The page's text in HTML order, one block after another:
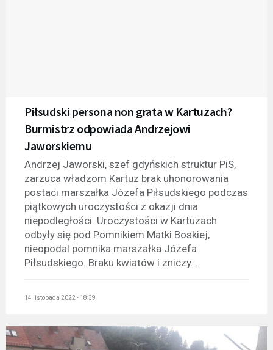
Piłsudski persona non grata w Kartuzach?
Burmistrz odpowiada Andrzejowi
Jaworskiemu
Andrzej Jaworski, szef gdyńskich struktur PiS,
zarzuca władzom Kartuz brak uhonorowania
postaci marszałka Józefa Piłsudskiego podczas
piątkowych uroczystości z okazji dnia
niepodległości. Uroczystości w Kartuzach
odbyły się pod Pomnikiem Matki Boskiej,
nieopodal pomnika marszałka Józefa
Piłsudskiego. Braku kwiatów i zniczy...
14 listopada 2022 - 18:39